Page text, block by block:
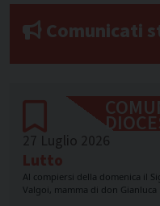
Comunicati
27 Luglio 2026
Lutto
Al compiersi della domenica il
Valgoi, mamma di don Gianluca